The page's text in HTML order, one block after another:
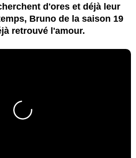
d'ores et déjà leur
Bruno de la saison 19
retrouvé l'amour.